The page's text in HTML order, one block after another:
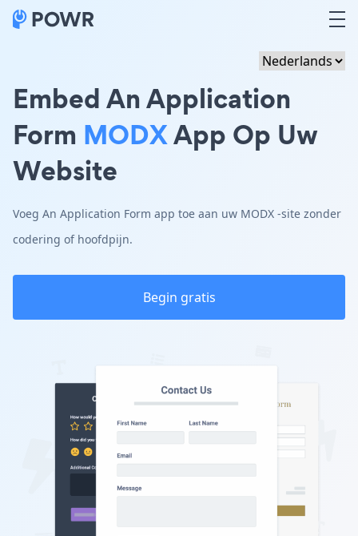
Embed An Application
Form MODXApp Op Uw
Website
Voeg An Application Form app toe aan uw MODX -site zonder
codering of hoofdpijn.
Begin gratis